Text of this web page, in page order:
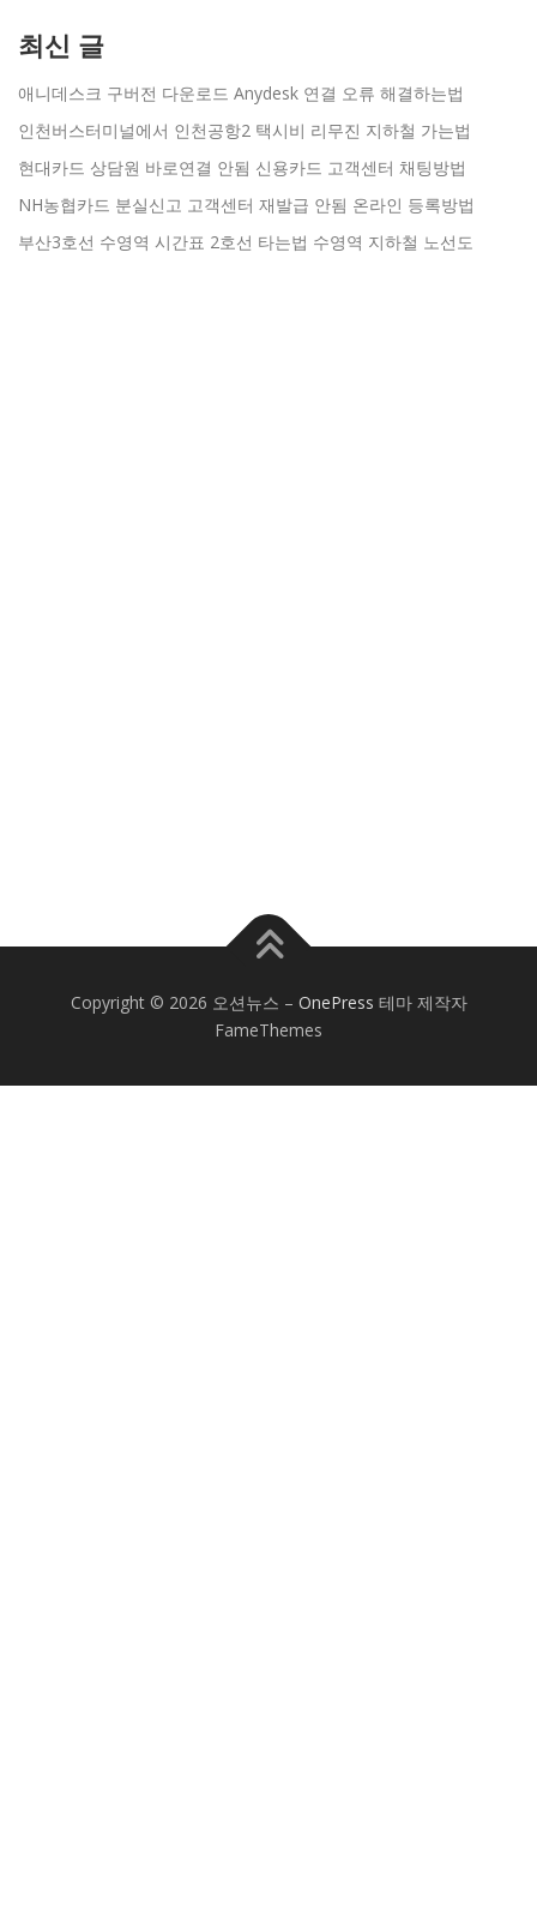
최신 글
애니데스크 구버전 다운로드 Anydesk 연결 오류 해결하는법
인천버스터미널에서 인천공항2 택시비 리무진 지하철 가는법
현대카드 상담원 바로연결 안됨 신용카드 고객센터 채팅방법
NH농협카드 분실신고 고객센터 재발급 안됨 온라인 등록방법
부산3호선 수영역 시간표 2호선 타는법 수영역 지하철 노선도
Copyright © 2026 오션뉴스 – OnePress 테마 제작자
FameThemes